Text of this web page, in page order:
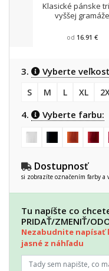
Klasické pánske
vyššej gramáže
od 16.91 €
3. Vyberte
S
M L XL
4. Vyberte farbu:
Dostupnosť
si zobrazíte označením farby a
Tu napíšte co
PRIDAŤ/ZMENIŤ/
Nezabudnite napísať
jasné z náhľadu